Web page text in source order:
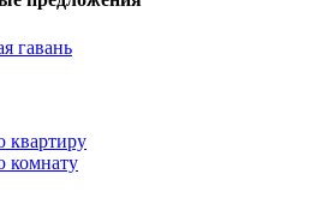
гавань
квартиру
комнату